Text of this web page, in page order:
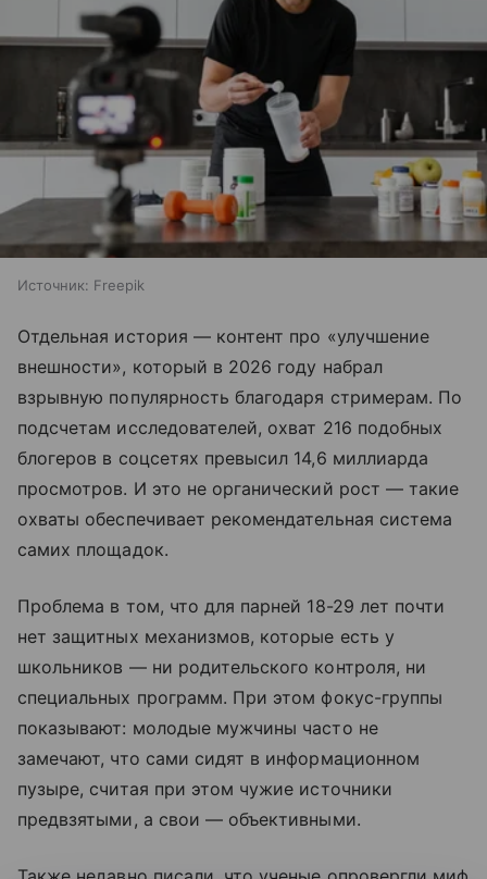
Источник: Freepik
Отдельная история — контент про «улучшение
внешности», который в 2026 году набрал
взрывную популярность благодаря стримерам. По
подсчетам исследователей, охват 216 подобных
блогеров в соцсетях превысил 14,6 миллиарда
просмотров. И это не органический рост — такие
охваты обеспечивает рекомендательная система
самих площадок.
Проблема в том, что для парней 18-29 лет почти
нет защитных механизмов, которые есть у
школьников — ни родительского контроля, ни
специальных программ. При этом фокус-группы
показывают: молодые мужчины часто не
замечают, что сами сидят в информационном
пузыре, считая при этом чужие источники
предвзятыми, а свои — объективными.